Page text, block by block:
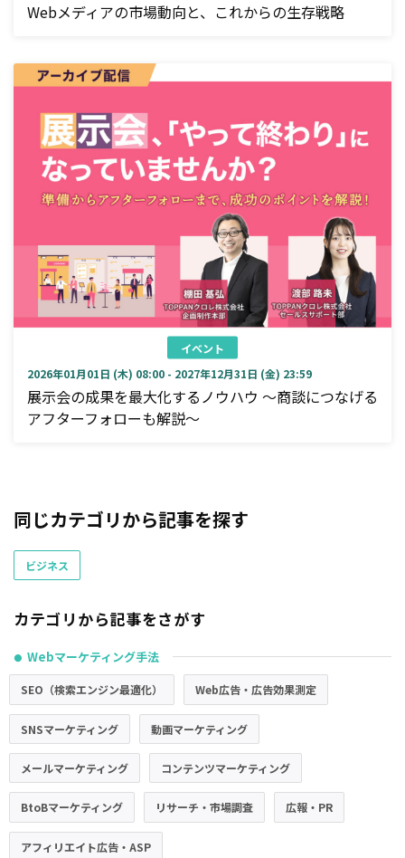
Webメディアの市場動向と、これからの生存戦略
イベント
2026年01月01日 (木) 08:00 - 2027年12月31日 (金) 23:59
展示会の成果を最大化するノウハウ ～商談につなげる
アフターフォローも解説～
同じカテゴリから記事を探す
ビジネス
カテゴリから記事をさがす
● Webマーケティング手法
SEO（検索エンジン最適化） Web広告・広告効果測定
SNSマーケティング 動画マーケティング
メールマーケティング コンテンツマーケティング
BtoBマーケティング リサーチ・市場調査 広報・PR
アフィリエイト広告・ASP